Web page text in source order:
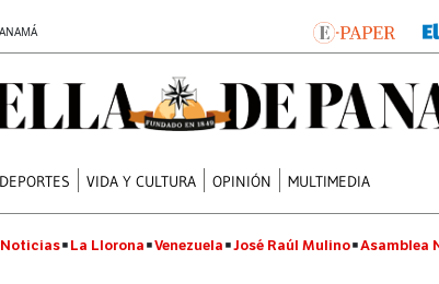
DEPORTES VIDA Y CULTURA OPINIÓN MULTIMEDIA
La Llorona Venezuela José Raúl Mulino Asamblea